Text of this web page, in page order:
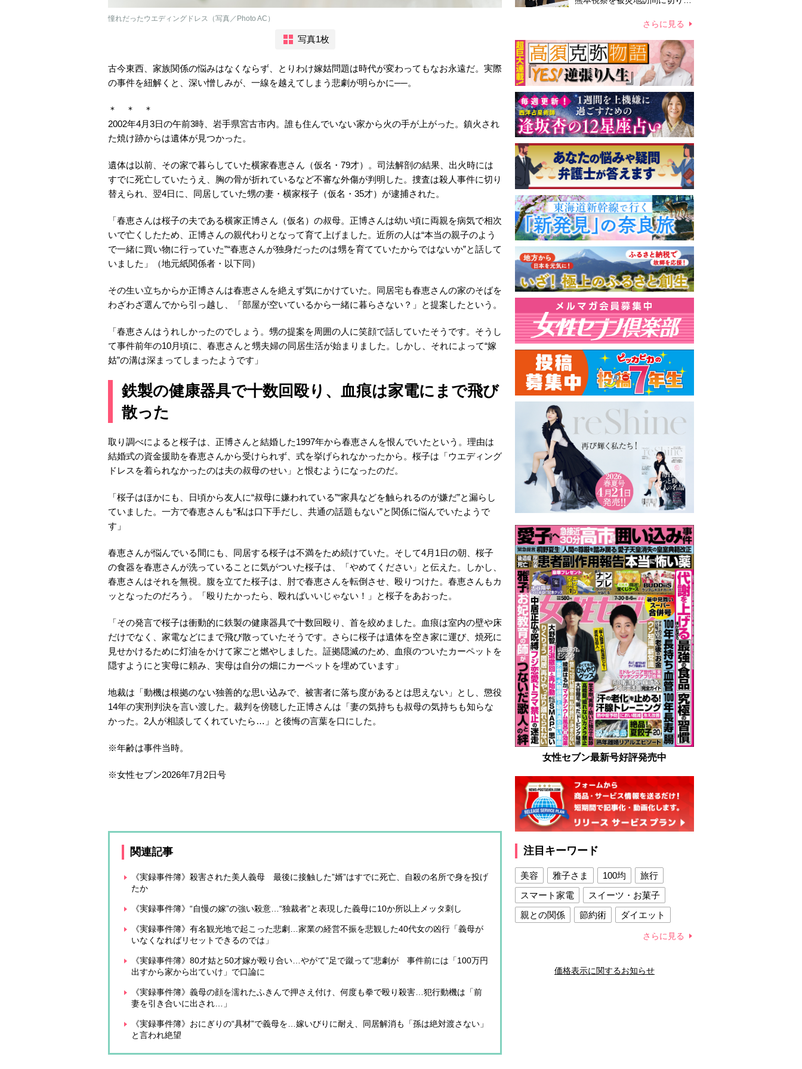
憧れだったウエディングドレス（写真／Photo AC）
写真1枚
古今東西、家族関係の悩みはなくならず、とりわけ嫁姑問題は時代が変わってもなお永遠だ。実際
の事件を紐解くと、深い憎しみが、一線を越えてしまう悲劇が明らかに──。
＊ ＊ ＊
2002年4月3日の午前3時、岩手県宮古市内。誰も住んでいない家から火の手が上がった。鎮火され
た焼け跡からは遺体が見つかった。
遺体は以前、その家で暮らしていた横家春恵さん（仮名・79才）。司法解剖の結果、出火時には
すでに死亡していたうえ、胸の骨が折れているなど不審な外傷が判明した。捜査は殺人事件に切り
替えられ、翌4日に、同居していた甥の妻・横家桜子（仮名・35才）が逮捕された。
「春恵さんは桜子の夫である横家正博さん（仮名）の叔母。正博さんは幼い頃に両親を病気で相次
いで亡くしたため、正博さんの親代わりとなって育て上げました。近所の人は“本当の親子のよう
で一緒に買い物に行っていた”“春恵さんが独身だったのは甥を育てていたからではないか”と話して
いました」（地元紙関係者・以下同）
その生い立ちからか正博さんは春恵さんを絶えず気にかけていた。同居宅も春恵さんの家のそばを
わざわざ選んでから引っ越し、「部屋が空いているから一緒に暮らさない？」と提案したという。
「春恵さんはうれしかったのでしょう。甥の提案を周囲の人に笑顔で話していたそうです。そうし
て事件前年の10月頃に、春恵さんと甥夫婦の同居生活が始まりました。しかし、それによって“嫁
姑”の溝は深まってしまったようです」
鉄製の健康器具で十数回殴り、血痕は家電にまで飛び
散った
取り調べによると桜子は、正博さんと結婚した1997年から春恵さんを恨んでいたという。理由は
結婚式の資金援助を春恵さんから受けられず、式を挙げられなかったから。桜子は「ウエディング
ドレスを着られなかったのは夫の叔母のせい」と恨むようになったのだ。
「桜子はほかにも、日頃から友人に“叔母に嫌われている”“家具などを触られるのが嫌だ”と漏らし
ていました。一方で春恵さんも“私は口下手だし、共通の話題もない”と関係に悩んでいたようで
す」
春恵さんが悩んでいる間にも、同居する桜子は不満をため続けていた。そして4月1日の朝、桜子
の食器を春恵さんが洗っていることに気がついた桜子は、「やめてください」と伝えた。しかし、
春恵さんはそれを無視。腹を立てた桜子は、肘で春恵さんを転倒させ、殴りつけた。春恵さんもカ
ッとなったのだろう。「殴りたかったら、殴ればいいじゃない！」と桜子をあおった。
「その発言で桜子は衝動的に鉄製の健康器具で十数回殴り、首を絞めました。血痕は室内の壁や床
だけでなく、家電などにまで飛び散っていたそうです。さらに桜子は遺体を空き家に運び、焼死に
見せかけるために灯油をかけて家ごと燃やしました。証拠隠滅のため、血痕のついたカーペットを
隠すようにと実母に頼み、実母は自分の畑にカーペットを埋めています」
地裁は「動機は根拠のない独善的な思い込みで、被害者に落ち度があるとは思えない」とし、懲役
14年の実刑判決を言い渡した。裁判を傍聴した正博さんは「妻の気持ちも叔母の気持ちも知らな
かった。2人が相談してくれていたら…」と後悔の言葉を口にした。
※年齢は事件当時。
※女性セブン2026年7月2日号
関連記事
《実録事件簿》殺害された美人義母 最後に接触した”婿”はすでに死亡、自殺の名所で身を投げ
たか
《実録事件簿》“自慢の嫁”の強い殺意…“独裁者”と表現した義母に10か所以上メッタ刺し
《実録事件簿》有名観光地で起こった悲劇…家業の経営不振を悲観した40代女の凶行「義母が
いなくなればリセットできるのでは」
《実録事件簿》80才姑と50才嫁が殴り合い…やがて”足で蹴って”悲劇が 事件前には「100万円
出すから家から出ていけ」で口論に
《実録事件簿》義母の顔を濡れたふきんで押さえ付け、何度も拳で殴り殺害…犯行動機は「前
妻を引き合いに出され…」
《実録事件簿》おにぎりの“具材”で義母を…嫁いびりに耐え、同居解消も「孫は絶対渡さない」
と言われ絶望
夫妻から受け継ぐ“国民への寄
さらに見る
女性セブン最新号好評発売中
注目キーワード
美容 雅子さま 100均
旅行
スマート家電
スイーツ・お菓子
親との関係
節約術
ダイエット
夫との関係
新津春子 どか食い
さらに見る
価格表示に関するお知らせ